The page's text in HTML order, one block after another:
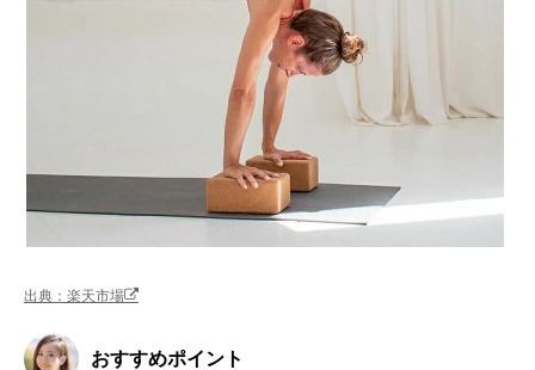
出典：楽天市場
おすすめポイント